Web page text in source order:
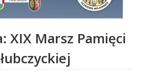
XIX Marsz Pamięci